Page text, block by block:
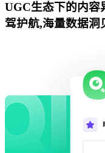
UGC生态下的内容
驾护航,海量数据洞